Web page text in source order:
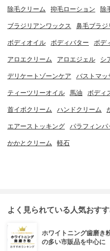
除毛クリーム 抑毛ローション 除
ブラジリアンワックス 鼻毛ブラジ
ボディオイル ボディバター ボデ
アロエクリーム アロエジェル シ
デリケートゾーンケア バストマッ
ティーツリーオイル 馬油 ボディ
首イボクリーム ハンドクリーム
エアーストッキング パラフィンパ
かかとクリーム 軽石
よく見られている人気おす
ホワイトニング歯磨き
の多い市販品を中心に